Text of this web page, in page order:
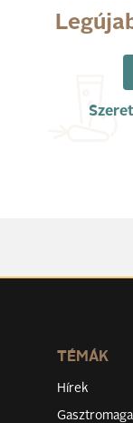
TÉMÁK
Hírek